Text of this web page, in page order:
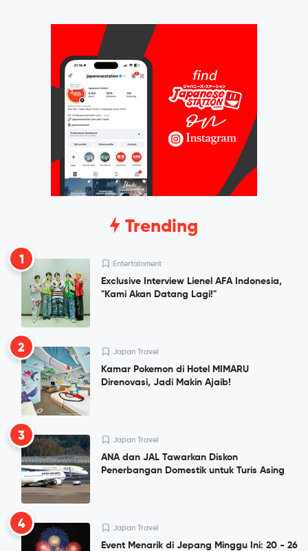
Trending
1 Entertainment
Exclusive Interview Lienel AFA Indonesia,
"Kami Akan Datang Lagi!"
2 Japan Travel
Kamar Pokemon di Hotel MIMARU
Direnovasi, Jadi Makin Ajaib!
3 Japan Travel
ANA dan JAL Tawarkan Diskon
Penerbangan Domestik untuk Turis Asing
4 Japan Travel
Event Menarik di Jepang Minggu Ini: 20 - 26